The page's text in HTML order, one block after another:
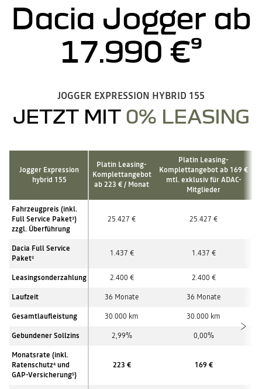
Dacia Jogger ab
17.990 €⁹
JOGGER EXPRESSION HYBRID 155
JETZT MIT 0% LEASING
Jogger Expression
hybrid 155
Platin Leasing-
Komplettangebot
ab 223 € / Monat
Platin Leasing-
Komplettangebot ab 169 €
mtl. exklusiv für ADAC-
Mitglieder
Fahrzeugpreis (inkl.
Full Service Paket3)
zzgl. Überführung
25.427 € 25.427 €
Dacia Full Service
Paket3 1.437 € 1.437 €
Leasingsonderzahlung 2.400 € 2.400 €
Laufzeit 36 Monate 36 Monate
Gesamtlaufleistung 30.000 km 30.000 km
Gebundener Sollzins 2,99% 0,00%
Monatsrate (inkl.
Ratenschutz4 und
GAP-Versicherung5)
223 € 169 €